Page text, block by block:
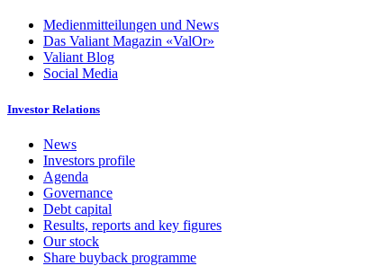
Medienmitteilungen und News
Das Valiant Magazin «ValOr»
Valiant Blog
Social Media
Investor Relations
News
Investors profile
Agenda
Governance
Debt capital
Results, reports and key figures
Our stock
Share buyback programme